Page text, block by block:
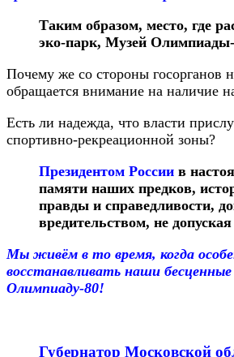
Таким образом, место, где
эко-парк, Музей Олимпиады-
Почему же со стороны госорганов
обращается внимание на наличие
Есть ли надежда, что власти
спортивно-рекреационной зоны?
Президентом России в
памяти наших предков,
правды и справедливости,
вредительством, не
Мы живём в то время, когда
восстанавливать наши
Олимпиаду-80!
Губернатор Московской